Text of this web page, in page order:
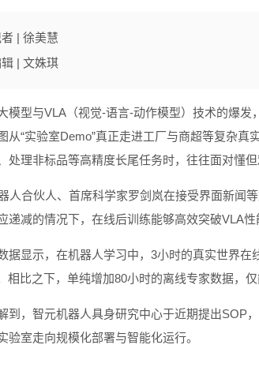
| 徐美慧
| 文姝琪
模型与VLA（视觉-语言-动作模型）技术的爆
从“实验室Demo”真正走进工厂与商超等复杂真
处理非标品等高精度长尾任务时，往往面对懂但
人合伙人、首席科学家罗剑岚在接受界面新闻
递减的情况下，在线后训练能够高效突破VLA性
据显示，在机器人学习中，3小时的真实世界
相比之下，单纯增加80小时的离线专家数据，仅
到，智元机器人具身研究中心于近期提出SOP
验室走向规模化部署与智能化运行。